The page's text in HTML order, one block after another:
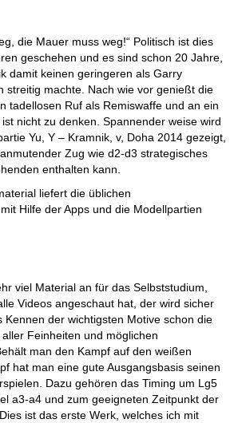
die Mauer muss weg!“ Politisch ist dies
geschehen und es sind schon 20 Jahre,
damit keinen geringeren als Garry
streitig machte. Nach wie vor genießt die
tadellosen Ruf als Remiswaffe und an ein
nicht zu denken. Spannender weise wird
Yu, Y – Kramnik, v, Doha 2014 gezeigt,
Zug wie d2-d3 strategisches
enthalten kann.
liefert die üblichen
Hilfe der Apps und die Modellpartien
viel Material an für das Selbststudium,
Videos angeschaut hat, der wird sicher
Kennen der wichtigsten Motive schon die
Feinheiten und möglichen
man den Kampf auf den weißen
hat man eine gute Ausgangsbasis seinen
Dazu gehören das Timing um Lg5
a3-a4 und zum geeigneten Zeitpunkt der
ist das erste Werk, welches ich mit